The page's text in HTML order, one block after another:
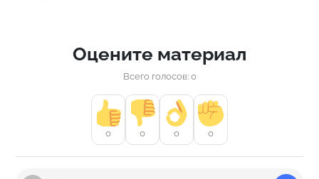
Оцените материал
Всего голосов: 0
0 0 0 0